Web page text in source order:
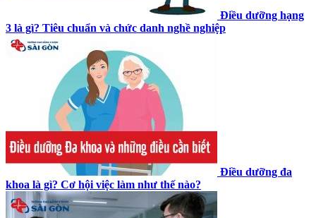
Điều dưỡng hạng
3 là gì? Tiêu chuẩn và chức danh nghề nghiệp
Điều dưỡng đa
khoa là gì? Cơ hội việc làm như thế nào?